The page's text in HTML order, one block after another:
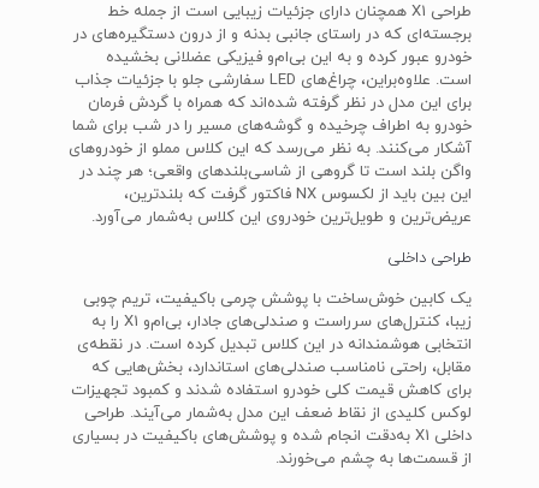
طراحی X1 همچنان دارای جزئیات زیبایی است از جمله خط
برجسته‌ای که در راستای جانبی بدنه و از درون دستگیره‌های در
خودرو عبور کرده و به این بی‌ام‌و فیزیکی عضلانی بخشیده
است. علاوه‌براین، چراغ‌های LED سفارشی جلو با جزئیات جذاب
برای این مدل در نظر گرفته شده‌اند که همراه با گردش فرمان
خودرو به اطراف چرخیده و گوشه‌های مسیر را در شب برای شما
آشکار می‌کنند. به نظر می‌رسد که این کلاس مملو از خودروهای
واگن بلند است تا گروهی از شاسی‌بلند‌های واقعی؛ هر چند در
این بین باید از لکسوس NX فاکتور گرفت که بلندترین،
عریض‌ترین و طویل‌ترین خودروی این کلاس به‌شمار می‌آورد.
طراحی داخلی
یک کابین خوش‌ساخت با پوشش چرمی باکیفیت، تریم چوبی
زیبا، کنترل‌های سرراست و صندلی‌های جادار، بی‌ام‌و X1 را به
انتخابی هوشمندانه در این کلاس تبدیل کرده است. در نقطه‌ی
مقابل، راحتی نامناسب صندلی‌های استاندارد، بخش‌هایی که
برای کاهش قیمت کلی خودرو استفاده شدند و کمبود تجهیزات
لوکس کلیدی از نقاط ضعف این مدل به‌شمار می‌آیند. طراحی
داخلی X1 به‌دقت انجام شده و پوشش‌های باکیفیت در بسیاری
از قسمت‌ها به چشم می‌خورند.